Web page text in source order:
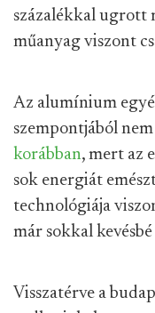
százalékkal ugrott
műanyag viszont
Az alumínium
szempontjából
korábban, mert az
sok energiát
technológiája
már sokkal
Visszatérve a